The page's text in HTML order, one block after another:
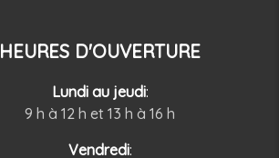
HEURES D'OUVERTURE
Lundi au jeudi:
9 h à 12 h et 13 h à 16 h
Vendredi: